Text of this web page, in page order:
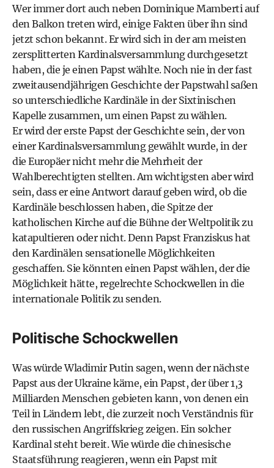
Wer immer dort auch neben Dominique Mamberti auf
den Balkon treten wird, einige Fakten über ihn sind
jetzt schon bekannt. Er wird sich in der am meisten
zersplitterten Kardinalsversammlung durchgesetzt
haben, die je einen Papst wählte. Noch nie in der fast
zweitausendjährigen Geschichte der Papstwahl saßen
so unterschiedliche Kardinäle in der Sixtinischen
Kapelle zusammen, um einen Papst zu wählen.
Er wird der erste Papst der Geschichte sein, der von
einer Kardinalsversammlung gewählt wurde, in der
die Europäer nicht mehr die Mehrheit der
Wahlberechtigten stellten. Am wichtigsten aber wird
sein, dass er eine Antwort darauf geben wird, ob die
Kardinäle beschlossen haben, die Spitze der
katholischen Kirche auf die Bühne der Weltpolitik zu
katapultieren oder nicht. Denn Papst Franziskus hat
den Kardinälen sensationelle Möglichkeiten
geschaffen. Sie könnten einen Papst wählen, der die
Möglichkeit hätte, regelrechte Schockwellen in die
internationale Politik zu senden.
Politische Schockwellen
Was würde Wladimir Putin sagen, wenn der nächste
Papst aus der Ukraine käme, ein Papst, der über 1,3
Milliarden Menschen gebieten kann, von denen ein
Teil in Ländern lebt, die zurzeit noch Verständnis für
den russischen Angriffskrieg zeigen. Ein solcher
Kardinal steht bereit. Wie würde die chinesische
Staatsführung reagieren, wenn ein Papst mit